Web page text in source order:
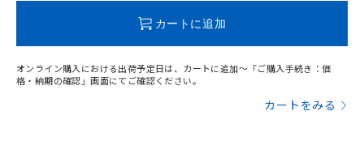
カートに追加
オンライン購入における出荷予定日は、カートに追加～「ご購入手続き：価
格・納期の確認」画面にてご確認ください。
カートをみる